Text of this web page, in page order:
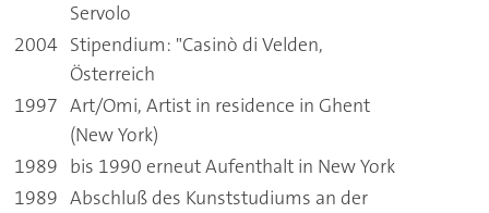
Servolo
2004 Stipendium: "Casinò di Velden,
Österreich
1997 Art/Omi, Artist in residence in Ghent
(New York)
1989 bis 1990 erneut Aufenthalt in New York
1989 Abschluß des Kunststudiums an der